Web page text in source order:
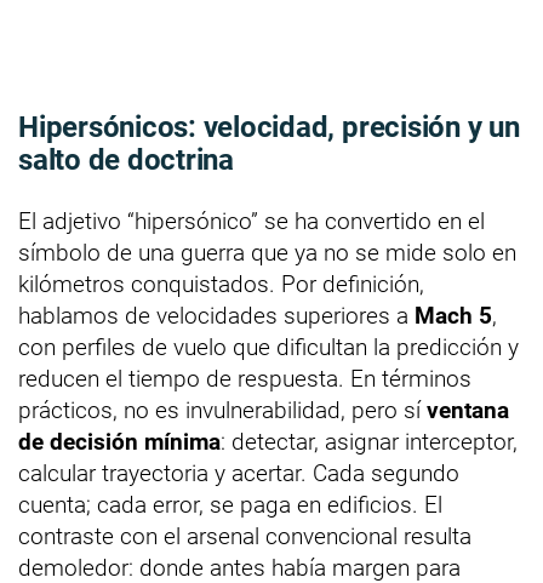
Hipersónicos: velocidad, precisión y un
salto de doctrina
El adjetivo “hipersónico” se ha convertido en el
símbolo de una guerra que ya no se mide solo en
kilómetros conquistados. Por definición,
hablamos de velocidades superiores a Mach 5,
con perfiles de vuelo que dificultan la predicción y
reducen el tiempo de respuesta. En términos
prácticos, no es invulnerabilidad, pero síventana
de decisión mínima: detectar, asignar interceptor,
calcular trayectoria y acertar. Cada segundo
cuenta; cada error, se paga en edificios. El
contraste con el arsenal convencional resulta
demoledor: donde antes había margen para